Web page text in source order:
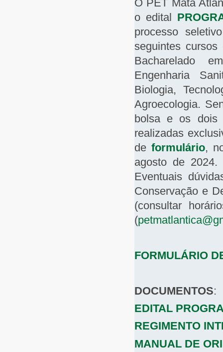
O PET Mata
o edital
processo
seguintes
Bacharelado
Engenharia
Biologia,
Agroecologia.
bolsa e os dois
realizadas
de formulário,
agosto de 2024.
Eventuais
Conservação e
(consultar
(
FORMULÁRIO
DOCUMENTOS:
EDITAL
REGIMENTO
MANUAL DE